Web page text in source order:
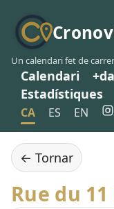
Un calendari fet de
Calendari
Estadístiques
CA ES EN
← Tornar
Rue du